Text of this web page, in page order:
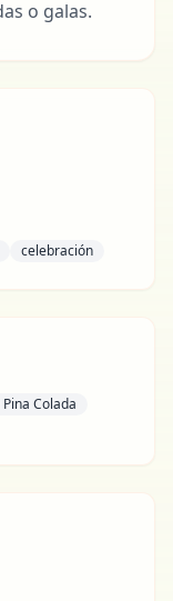
o galas.
celebración
Colada